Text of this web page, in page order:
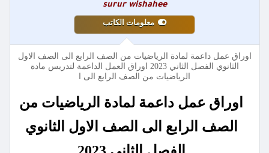
surur wishahee
معلومات الكاتب
اوراق عمل داعمة لمادة الرياضيات من الصف الرابع الى الصف الاول
الثانوي الفصل الثاني 2023 اوراق العمل الداعمة لتدريس مادة
الرياضيات من الصف الرابع الى ا
اوراق عمل داعمة لمادة الرياضيات من
الصف الرابع الى الصف الاول الثانوي